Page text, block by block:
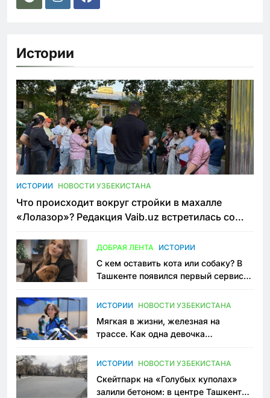
Истории
ИСТОРИИ НОВОСТИ УЗБЕКИСТАНА
Что происходит вокруг стройки в махалле
«Лолазор»? Редакция Vaib.uz встретилась со
ДОБРАЯ ЛЕНТА ИСТОРИИ
С кем оставить кота или собаку? В
Ташкенте появился первый сервис
ИСТОРИИ НОВОСТИ УЗБЕКИСТАНА
Мягкая в жизни, железная на
трассе. Как одна девочка
Узбекистане
ИСТОРИИ НОВОСТИ УЗБЕКИСТАНА
Скейтпарк на «Голубых куполах»
залили бетоном: в центре Ташкента